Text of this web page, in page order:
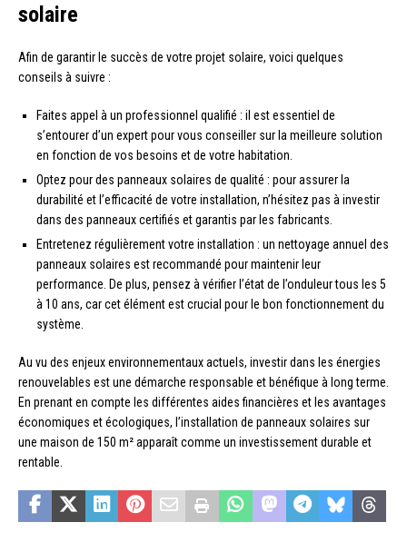
solaire
Afin de garantir le succès de votre projet solaire, voici quelques
conseils à suivre :
Faites appel à un professionnel qualifié : il est essentiel de
s’entourer d’un expert pour vous conseiller sur la meilleure solution
en fonction de vos besoins et de votre habitation.
Optez pour des panneaux solaires de qualité : pour assurer la
durabilité et l’efficacité de votre installation, n’hésitez pas à investir
dans des panneaux certifiés et garantis par les fabricants.
Entretenez régulièrement votre installation : un nettoyage annuel des
panneaux solaires est recommandé pour maintenir leur
performance. De plus, pensez à vérifier l’état de l’onduleur tous les 5
à 10 ans, car cet élément est crucial pour le bon fonctionnement du
système.
Au vu des enjeux environnementaux actuels, investir dans les énergies
renouvelables est une démarche responsable et bénéfique à long terme.
En prenant en compte les différentes aides financières et les avantages
économiques et écologiques, l’installation de panneaux solaires sur
une maison de 150 m² apparaît comme un investissement durable et
rentable.